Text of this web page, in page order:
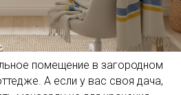
помещение в загородном
А если у вас своя дача,